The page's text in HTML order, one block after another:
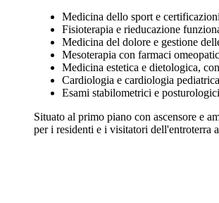
Medicina dello sport e
Fisioterapia e rieducazione
Medicina del dolore e gestione
Mesoterapia con farmaci
Medicina estetica e dietologica,
Cardiologia e cardiologia pediatrica
Esami stabilometrici e posturologici
Situato al primo piano con ascensore e
per i residenti e i visitatori dell'entroterra